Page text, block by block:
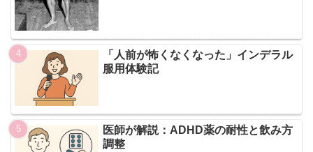
「人前が怖くなくなった」インデラル
服用体験記
医師が解説：ADHD薬の耐性と飲み方
調整